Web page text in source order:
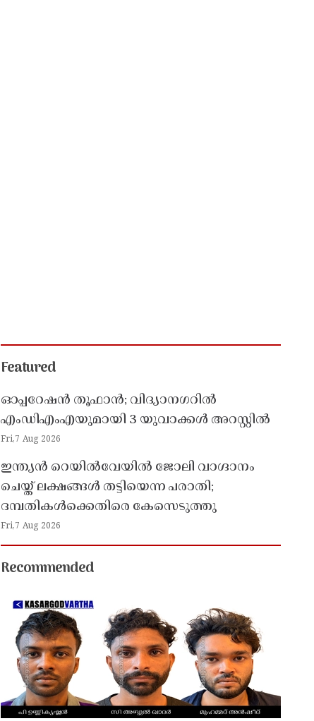
Featured
ഓപ്പറേഷൻ തൂഫാൻ; വിദ്യാനഗറിൽ
എംഡിഎംഎയുമായി 3 യുവാക്കൾ അറസ്റ്റിൽ
Fri,7 Aug 2026
ഇന്ത്യൻ റെയിൽവേയിൽ ജോലി വാഗ്ദാനം
ചെയ്ത് ലക്ഷങ്ങൾ തട്ടിയെന്ന പരാതി;
ദമ്പതികൾക്കെതിരെ കേസെടുത്തു
Fri,7 Aug 2026
Recommended